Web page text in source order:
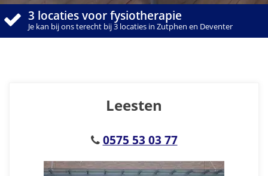
3 locaties voor fysiotherapie
Je kan bij ons terecht bij 3 locaties in Zutphen en Deventer
Leesten
0575 53 03 77